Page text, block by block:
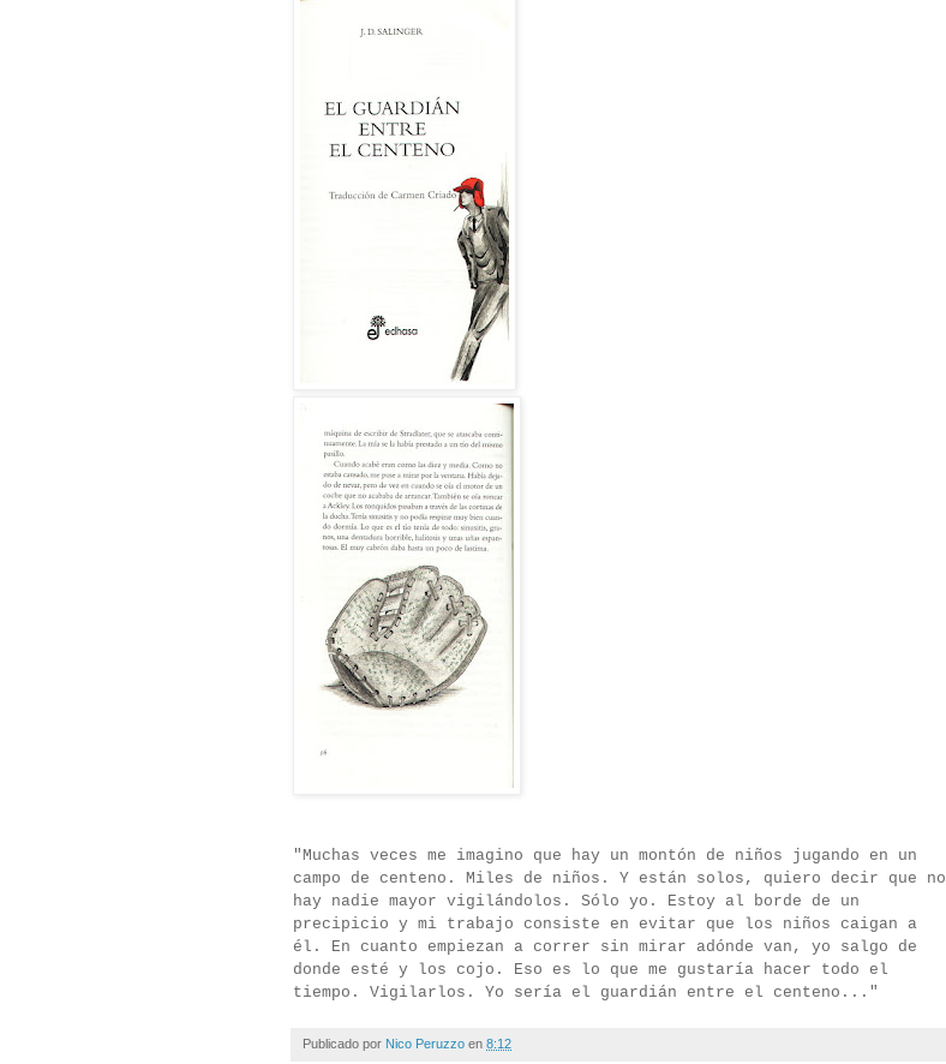
"Muchas veces me imagino que hay un montón de niños jugando en un
campo de centeno. Miles de niños. Y están solos, quiero decir que no
hay nadie mayor vigilándolos. Sólo yo. Estoy al borde de un
precipicio y mi trabajo consiste en evitar que los niños caigan a
él. En cuanto empiezan a correr sin mirar adónde van, yo salgo de
donde esté y los cojo. Eso es lo que me gustaría hacer todo el
tiempo. Vigilarlos. Yo sería el guardián entre el centeno..."
Publicado por Nico Peruzzo en 8:12